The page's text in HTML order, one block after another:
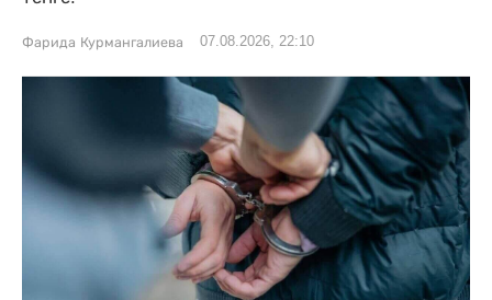
Фарида Курмангалиева 07.08.2026, 22:10